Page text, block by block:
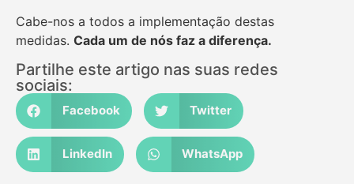
Cabe-nos a todos a implementação destas
medidas. Cada um de nós faz a diferença.
Partilhe este artigo nas suas redes
sociais:
Facebook Twitter
LinkedIn WhatsApp